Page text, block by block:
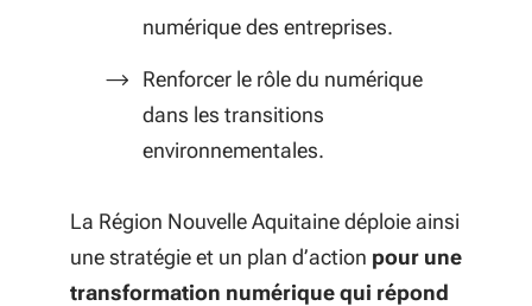
numérique des entreprises.
Renforcer le rôle du numérique
dans les transitions
environnementales.
La Région Nouvelle Aquitaine déploie ainsi
une stratégie et un plan d’action pour une
transformation numérique qui répond